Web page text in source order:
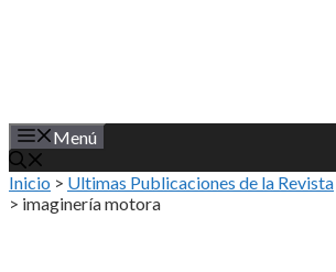
Menú
Inicio > Ultimas Publicaciones de la Revista
> imaginería motora